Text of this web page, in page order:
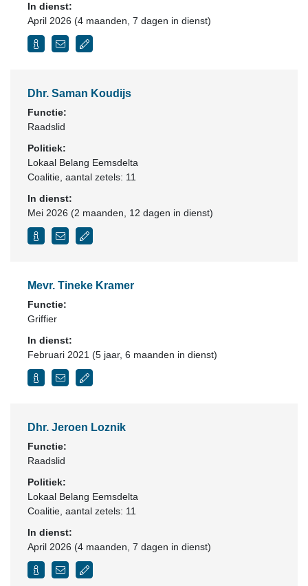
In dienst:
April 2026 (4 maanden, 7 dagen in dienst)
Dhr. Saman Koudijs
Functie:
Raadslid
Politiek:
Lokaal Belang Eemsdelta
Coalitie , aantal zetels: 11
In dienst:
Mei 2026 (2 maanden, 12 dagen in dienst)
Mevr. Tineke Kramer
Functie:
Griffier
In dienst:
Februari 2021 (5 jaar, 6 maanden in dienst)
Dhr. Jeroen Loznik
Functie:
Raadslid
Politiek:
Lokaal Belang Eemsdelta
Coalitie , aantal zetels: 11
In dienst:
April 2026 (4 maanden, 7 dagen in dienst)